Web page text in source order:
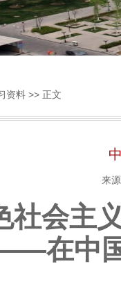
资料 >> 正文
来
社会主
在中